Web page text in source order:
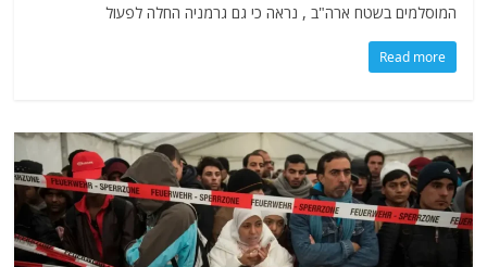
המוסלמים בשטח ארה"ב , נראה כי גם גרמניה החלה לפעול
Read more